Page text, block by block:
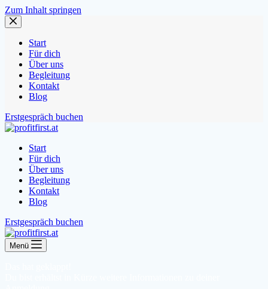
Zum Inhalt springen
Start
Für dich
Über uns
Begleitung
Kontakt
Blog
Erstgespräch buchen
Start
Für dich
Über uns
Begleitung
Kontakt
Blog
Erstgespräch buchen
Menü